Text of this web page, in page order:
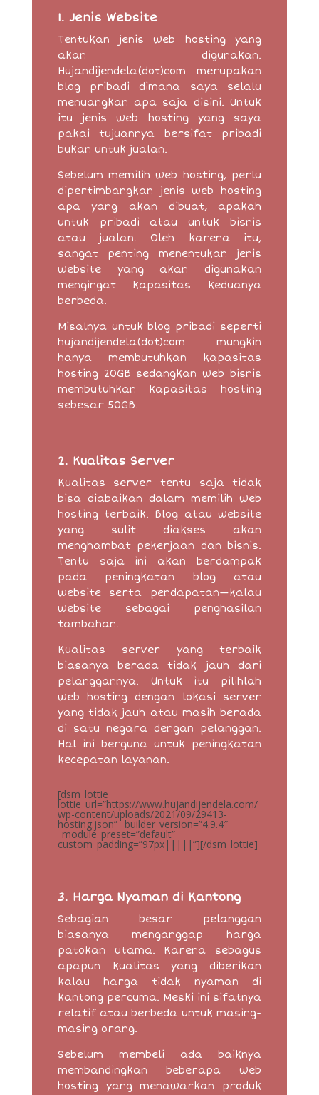
1. Jenis Website
Tentukan jenis web hosting yang
akan digunakan.
Hujandijendela(dot)com merupakan
blog pribadi dimana saya selalu
menuangkan apa saja disini. Untuk
itu jenis web hosting yang saya
pakai tujuannya bersifat pribadi
bukan untuk jualan.
Sebelum memilih web hosting, perlu
dipertimbangkan jenis web hosting
apa yang akan dibuat, apakah
untuk pribadi atau untuk bisnis
atau jualan. Oleh karena itu,
sangat penting menentukan jenis
website yang akan digunakan
mengingat kapasitas keduanya
berbeda.
Misalnya untuk blog pribadi seperti
hujandijendela(dot)com mungkin
hanya membutuhkan kapasitas
hosting 20GB sedangkan web bisnis
membutuhkan kapasitas hosting
sebesar 50GB.
2. Kualitas Server
Kualitas server tentu saja tidak
bisa diabaikan dalam memilih web
hosting terbaik. Blog atau website
yang sulit diakses akan
menghambat pekerjaan dan bisnis.
Tentu saja ini akan berdampak
pada peningkatan blog atau
website serta pendapatan—kalau
website sebagai penghasilan
tambahan.
Kualitas server yang terbaik
biasanya berada tidak jauh dari
pelanggannya. Untuk itu pilihlah
web hosting dengan lokasi server
yang tidak jauh atau masih berada
di satu negara dengan pelanggan.
Hal ini berguna untuk peningkatan
kecepatan layanan.
[dsm_lottie
lottie_url=”https://www.hujandijendela.com/
wp-content/uploads/2021/09/29413-
hosting.json” _builder_version=”4.9.4″
_module_preset=”default”
custom_padding=”97px|||||”][/dsm_lottie]
3. Harga Nyaman di Kantong
Sebagian besar pelanggan
biasanya menganggap harga
patokan utama. Karena sebagus
apapun kualitas yang diberikan
kalau harga tidak nyaman di
kantong percuma. Meski ini sifatnya
relatif atau berbeda untuk masing-
masing orang.
Sebelum membeli ada baiknya
membandingkan beberapa web
hosting yang menawarkan produk